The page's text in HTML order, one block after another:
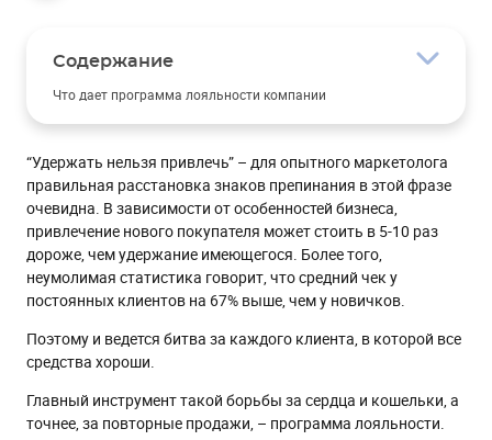
Содержание
Что дает программа лояльности компании
Что будет с объемом продаж?
Системы лояльности во всем многообразии
Материальные виды программ лояльности
Накопительная бонусная программа лояльности
Альтернативный вариант реализации бонусной
системы для клиентов
Скидочная или дисконтная программа
Нематериальные программы лояльности
Партнерские программы
“Удержать нельзя привлечь” – для опытного маркетолога
правильная расстановка знаков препинания в этой фразе
очевидна. В зависимости от особенностей бизнеса,
привлечение нового покупателя может стоить в 5-10 раз
дороже, чем удержание имеющегося. Более того,
неумолимая статистика говорит, что средний чек у
постоянных клиентов на 67% выше, чем у новичков.
Поэтому и ведется битва за каждого клиента, в которой все
средства хороши.
Главный инструмент такой борьбы за сердца и кошельки, а
точнее, за повторные продажи, – программа лояльности.